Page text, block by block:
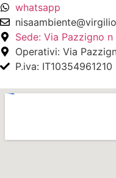
whatsapp
Sede: Via Pazzigno
Operativi: Via
P.iva: IT10354961210